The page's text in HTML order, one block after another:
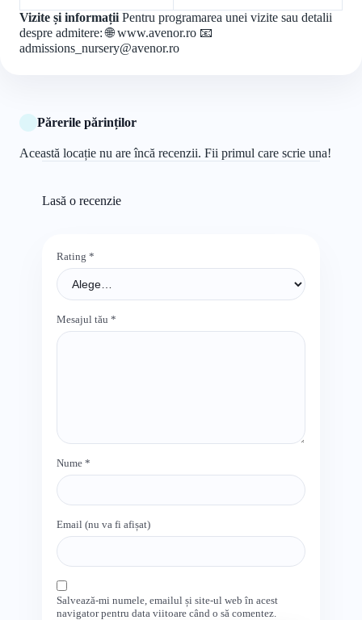
Vizite și informații Pentru programarea unei vizite sau detalii
despre admitere: 🌐 www.avenor.ro 📧
admissions_nursery@avenor.ro
Părerile părinților
Această locație nu are încă recenzii. Fii primul care scrie una!
Lasă o recenzie
Rating *
Mesajul tău *
Nume *
Email (nu va fi afișat)
Salvează-mi numele, emailul și site-ul web în acest
navigator pentru data viitoare când o să comentez.